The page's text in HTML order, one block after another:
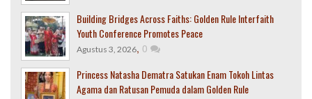
Building Bridges Across Faiths: Golden Rule Interfaith
Youth Conference Promotes Peace
Agustus 3, 2026, 0
Princess Natasha Dematra Satukan Enam Tokoh Lintas
Agama dan Ratusan Pemuda dalam Golden Rule